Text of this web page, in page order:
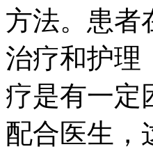
方法。患者
治疗和护理
疗是有一定
配合医生，